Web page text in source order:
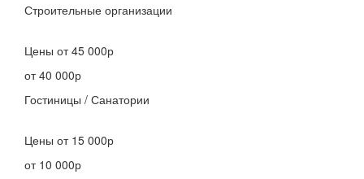
Строительные организации
Цены от 45 000р
от 40 000р
Гостиницы / Санатории
Цены от 15 000р
от 10 000р